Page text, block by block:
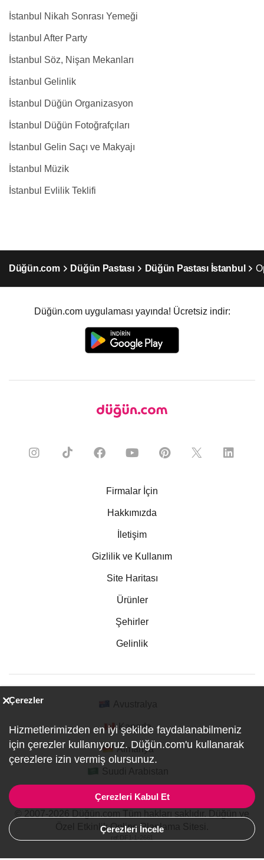
İstanbul Nikah Sonrası Yemeği
İstanbul After Party
İstanbul Söz, Nişan Mekanları
İstanbul Gelinlik
İstanbul Düğün Organizasyon
İstanbul Düğün Fotoğrafçıları
İstanbul Gelin Saçı ve Makyajı
İstanbul Müzik
İstanbul Evlilik Teklifi
Düğün.com Düğün Pastası Düğün Pastası İstanbul
Düğün.com uygulaması yayında! Ücretsiz indir:
Firmalar İçin
Hakkımızda
İletişim
Gizlilik ve Kullanım
Site Haritası
Ürünler
Şehirler
Gelinlik
Kanada
Almanya
Özel Etkinlik Online Planlama Sitesi.
Çerezler
Hizmetlerimizden en iyi şekilde faydalanabilmeniz
için çerezler kullanıyoruz. Düğün.com'u kullanarak
çerezlere izin vermiş olursunuz.
Çerezleri Kabul Et
Çerezleri İncele